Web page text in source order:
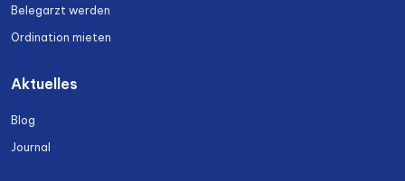
Belegarzt werden
Ordination mieten
Aktuelles
Blog
Journal